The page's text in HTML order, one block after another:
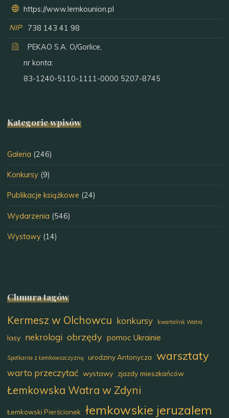
https://www.lemkounion.pl
NIP
738 143 41 98
PEKAO S.A. O/Gorlice,
nr konta:
83-1240-5110-1111-0000 5207-8745
Kategorie wpisów
Galeria (246)
Konkursy (9)
Publikacje książkowe (24)
Wydarzenia (546)
Wystawy (14)
Chmura tagów
Kermesz w Olchowcu konkursy kwartalnik Watra
lasy nekrologi obrzędy pomoc Ukrainie
Spotkania z Łemkowszczyzną urodziny Antonycza warsztaty
warto przeczytać wystawy zjazdy mieszkańców
Łemkowska Watra w Zdyni
Łemkowski Pierścionek łemkowskie jeruzalem